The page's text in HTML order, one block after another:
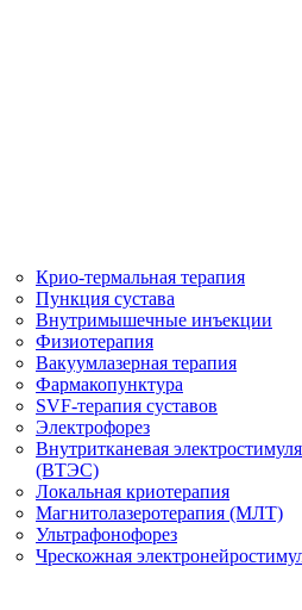
Крио-термальная терапия
Пункция сустава
Внутримышечные инъекции
Физиотерапия
Вакуумлазерная терапия
Фармакопунктура
SVF-терапия суставов
Электрофорез
Внутритканевая
(ВТЭС)
Локальная криотерапия
Магнитолазеротерапия (МЛТ)
Ультрафонофорез
Чрескожная